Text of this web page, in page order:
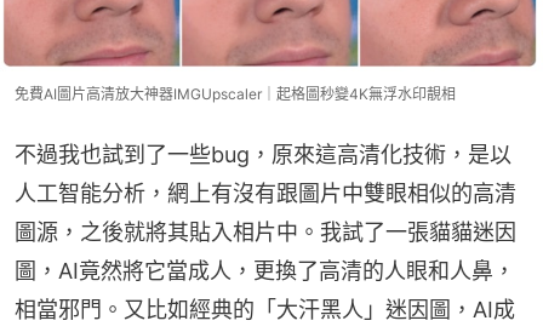
免費AI圖片高清放大神器IMGUpscaler｜起格圖秒變4K無浮水印靚相
不過我也試到了一些bug，原來這高清化技術，是以
人工智能分析，網上有沒有跟圖片中雙眼相似的高清
圖源，之後就將其貼入相片中。我試了一張貓貓迷因
圖，AI竟然將它當成人，更換了高清的人眼和人鼻，
相當邪門。又比如經典的「大汗黑人」迷因圖，AI成